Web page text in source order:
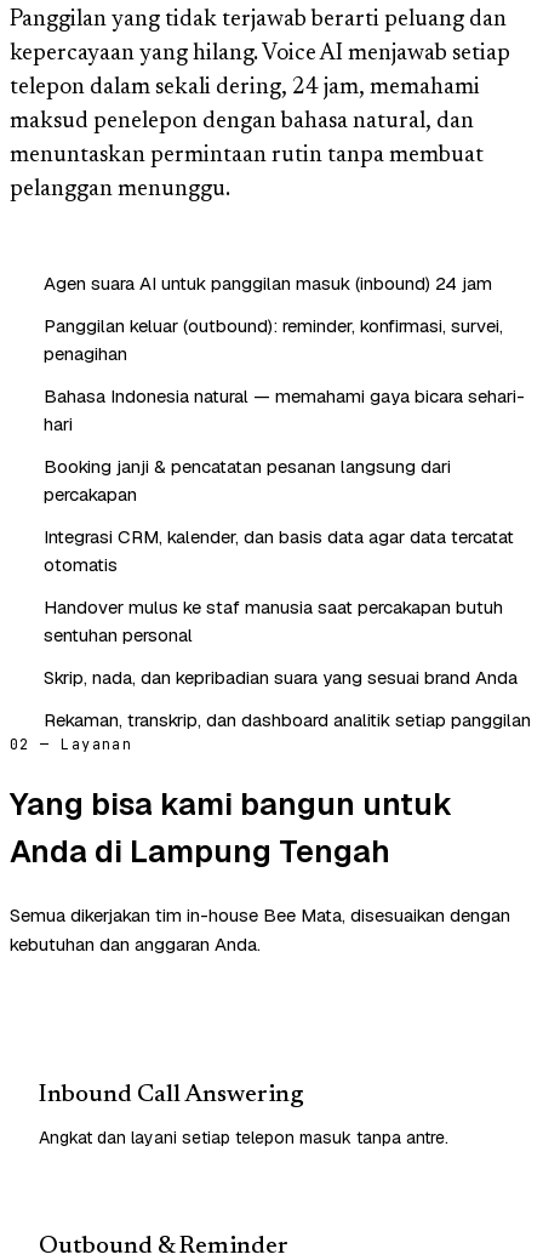
Panggilan yang tidak terjawab berarti peluang dan
kepercayaan yang hilang. Voice AI menjawab setiap
telepon dalam sekali dering, 24 jam, memahami
maksud penelepon dengan bahasa natural, dan
menuntaskan permintaan rutin tanpa membuat
pelanggan menunggu.
Agen suara AI untuk panggilan masuk (inbound) 24 jam
Panggilan keluar (outbound): reminder, konfirmasi, survei,
penagihan
Bahasa Indonesia natural — memahami gaya bicara sehari-
hari
Booking janji & pencatatan pesanan langsung dari
percakapan
Integrasi CRM, kalender, dan basis data agar data tercatat
otomatis
Handover mulus ke staf manusia saat percakapan butuh
sentuhan personal
Skrip, nada, dan kepribadian suara yang sesuai brand Anda
Rekaman, transkrip, dan dashboard analitik setiap panggilan
02 — Layanan
Yang bisa kami bangun untuk
Anda di Lampung Tengah
Semua dikerjakan tim in-house Bee Mata, disesuaikan dengan
kebutuhan dan anggaran Anda.
Inbound Call Answering
Angkat dan layani setiap telepon masuk tanpa antre.
Outbound & Reminder